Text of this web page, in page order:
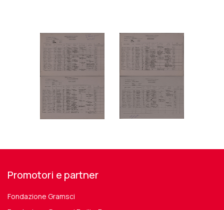
Promotori e partner
Fondazione Gramsci